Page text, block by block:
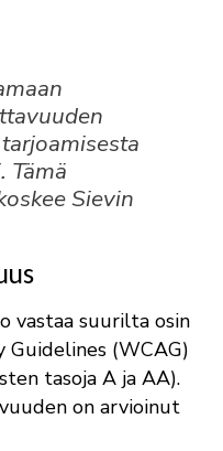
Tämä
Sievin
vastaa suurilta osin
Guidelines (WCAG)
tasoja A ja AA).
on arvioinut